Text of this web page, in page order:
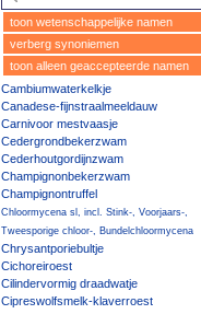
toon wetenschappelijke namen
verberg synoniemen
toon alleen geaccepteerde namen
Cambiumwaterkelkje
Canadese-fijnstraalmeeldauw
Carnivoor mestvaasje
Cedergrondbekerzwam
Cederhoutgordijnzwam
Champignonbekerzwam
Champignontruffel
Chloormycena sl, incl. Stink-, Voorjaars-,
Tweesporige chloor-, Bundelchloormycena
Chrysantporiebultje
Cichoreiroest
Cilindervormig draadwatje
Cipreswolfsmelk-klaverroest